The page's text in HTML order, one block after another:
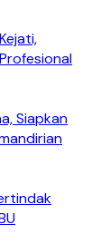
Siapkan